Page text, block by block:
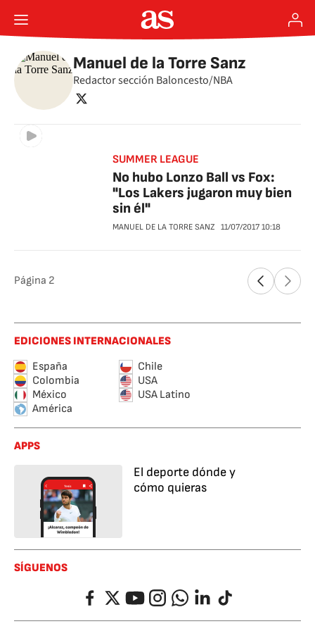
Manuel de la Torre Sanz
Redactor sección Baloncesto/NBA
twitter
SUMMER LEAGUE
No hubo Lonzo Ball vs Fox:
"Los Lakers jugaron muy bien
sin él"
MANUEL DE LA TORRE SANZ 11/07/2017 10:18
Página 2
EDICIONES INTERNACIONALES
España
Chile
Colombia
USA
México
USA Latino
América
APPS
El deporte dónde y
cómo quieras
SÍGUENOS
FacebookTwitterYouTubeInstagramWhatsappLinkedIn
TikTok